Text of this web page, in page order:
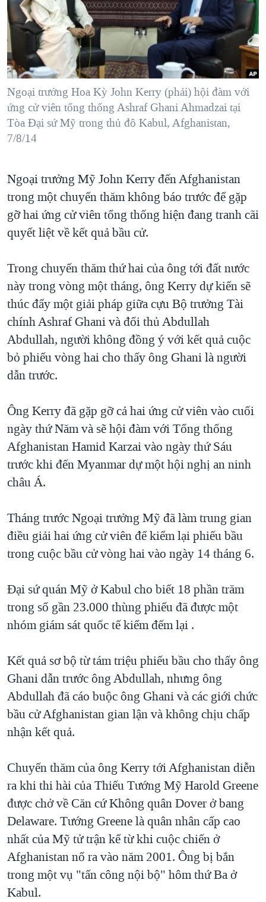
"Tìm"NGƯỜI VIỆT HẢI NGOẠI
ĐỜI SỐNG
KINH TẾ
KHOA HỌC
SỨC KHOẺ
VĂN HOÁ
THỂ THAO
TẠI
HÀNH TRÌNH BẦU CỬ 2024
MỘT NĂM CHIẾN TRANH TẠI DẢI GAZA
GIẢI MÃ VÀNH ĐAI & CON ĐƯỜNG
NGÀY TỊ NẠN THẾ GIỚI
TRỊNH VĨNH BÌNH - NGƯỜI HẠ 'BÊN THẮNG CUỘC'
GROUND ZERO – XƯA VÀ NAY
CÁC GIÁ TRỊ CỘNG HÒA Ở VIỆT NAM
THƯỢNG ĐỈNH TRUMP-KIM TẠI VIỆT NAM
TRỊNH VĨNH BÌNH VS. CHÍNH PHỦ VIỆT NAM
NGƯ DÂN VIỆT VÀ LÀN SÓNG TRỘM HẢI SÂM
QUAN HỆ VIỆT MỸ
VIDEO
NGHE
MẠNG XÃ HỘI
Ngôn ngữ khác
Ngoại trưởng Hoa Kỳ John Kerry (phải) hội đàm với
ứng cử viên tổng thống Ashraf Ghani Ahmadzai tại
Tòa Đại sứ Mỹ trong thủ đô Kabul, Afghanistan,
7/8/14
Ngoại trưởng Mỹ John Kerry đến Afghanistan
trong một chuyến thăm không báo trước để gặp
gỡ hai ứng cử viên tổng thống hiện đang tranh cãi
quyết liệt về kết quả bầu cử.
Trong chuyến thăm thứ hai của ông tới đất nước
này trong vòng một tháng, ông Kerry dự kiến sẽ
thúc đẩy một giải pháp giữa cựu Bộ trưởng Tài
chính Ashraf Ghani và đối thủ Abdullah
Abdullah, người không đồng ý với kết quả cuộc
bỏ phiếu vòng hai cho thấy ông Ghani là người
dẫn trước.
Ông Kerry đã gặp gỡ cả hai ứng cử viên vào cuối
ngày thứ Năm và sẽ hội đàm với Tổng thống
Afghanistan Hamid Karzai vào ngày thứ Sáu
trước khi đến Myanmar dự một hội nghị an ninh
châu Á.
Tháng trước Ngoại trưởng Mỹ đã làm trung gian
điều giải hai ứng cử viên để kiểm lại phiếu bầu
trong cuộc bầu cử vòng hai vào ngày 14 tháng 6.
Đại sứ quán Mỹ ở Kabul cho biết 18 phần trăm
trong số gần 23.000 thùng phiếu đã được một
nhóm giám sát quốc tế kiểm đếm lại .
Kết quả sơ bộ từ tám triệu phiếu bầu cho thấy ông
Ghani dẫn trước ông Abdullah, nhưng ông
Abdullah đã cáo buộc ông Ghani và các giới chức
bầu cử Afghanistan gian lận và không chịu chấp
nhận kết quả.
Chuyến thăm của ông Kerry tới Afghanistan diễn
ra khi thi hài của Thiếu Tướng Mỹ Harold Greene
được chở về Căn cứ Không quân Dover ở bang
Delaware. Tướng Greene là quân nhân cấp cao
nhất của Mỹ tử trận kể từ khi cuộc chiến ở
Afghanistan nổ ra vào năm 2001. Ông bị bắn
trong một vụ "tấn công nội bộ" hôm thứ Ba ở
Kabul.